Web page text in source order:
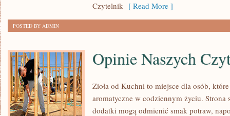
Czytelnik [ Read More ]
POSTED BY ADMIN
Opinie Naszych
Zioła od Kuchni to miejsce dla osób,
aromatyczne w codziennym życiu.
dodatki mogą odmienić smak potraw,